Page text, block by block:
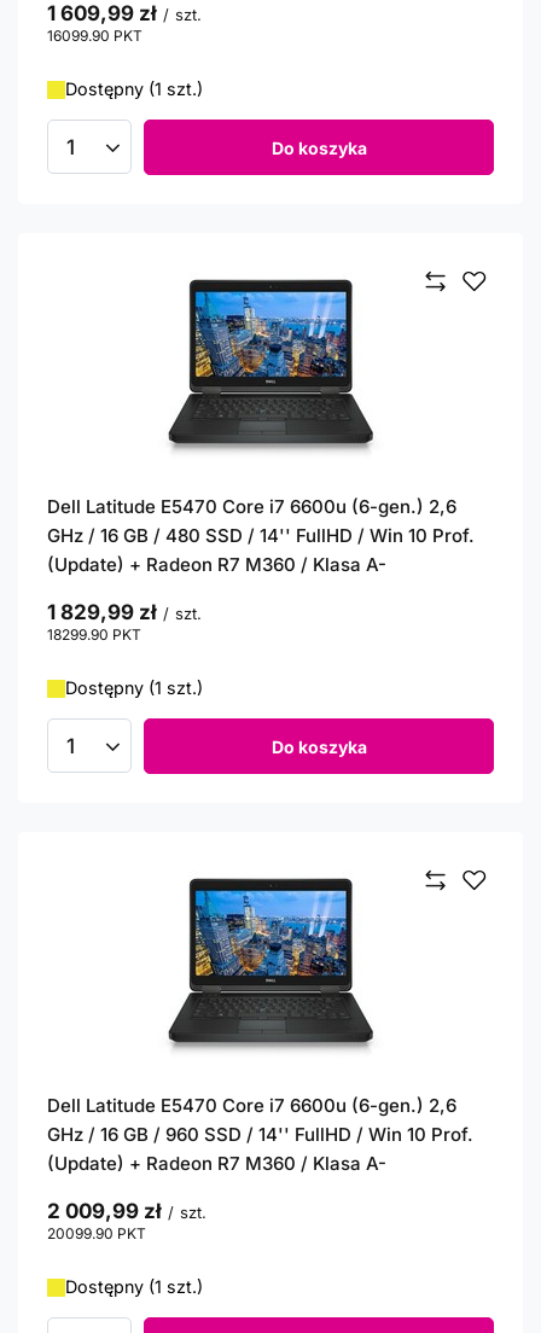
1 609,99 zł / szt.
16099.90 PKT
Dostępny (1 szt.)
Ilość produktów Do koszyka
Dell Latitude E5470 Core i7 6600u (6-gen.) 2,6
GHz / 16 GB / 480 SSD / 14'' FullHD / Win 10 Prof.
(Update) + Radeon R7 M360 / Klasa A-
1 829,99 zł / szt.
18299.90 PKT
Dostępny (1 szt.)
Ilość produktów Do koszyka
Dell Latitude E5470 Core i7 6600u (6-gen.) 2,6
GHz / 16 GB / 960 SSD / 14'' FullHD / Win 10 Prof.
(Update) + Radeon R7 M360 / Klasa A-
2 009,99 zł / szt.
20099.90 PKT
Dostępny (1 szt.)